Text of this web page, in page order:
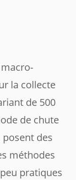
la collecte
de 500
de chute
des
méthodes
pratiques